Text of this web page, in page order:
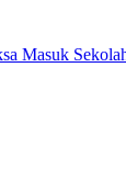
Masuk